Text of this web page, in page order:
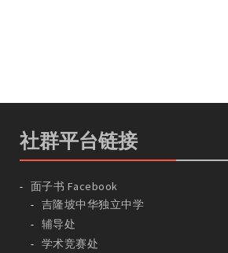
社群平台链接
面子书 Facebook
吉隆坡中华独立中学
辅导处
学术竞赛处